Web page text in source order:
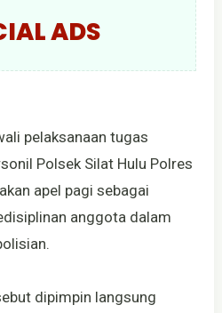
ADS
pelaksanaan tugas
Polsek Silat Hulu Polres
apel pagi sebagai
anggota dalam
dipimpin langsung